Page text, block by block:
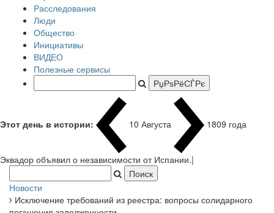
Расследования
Люди
Общество
Инициативы
ВИДЕО
Полезные сервисы
Этот день в истории: 10 Августа 1809 года
Исключение требований из реестра: вопросы солидарного
погашения задолженности